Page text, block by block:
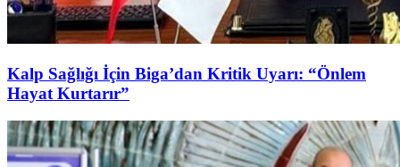
Kalp Sağlığı İçin Biga’dan Kritik Uyarı: “Önlem
Hayat Kurtarır”